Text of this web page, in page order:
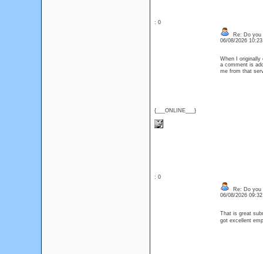
: 0
{___ONLINE___}
Re: Do you
06/08/2026
When I originally
a comment is
me from that
: 0
Re: Do you
06/08/2026
That is great
got excellent